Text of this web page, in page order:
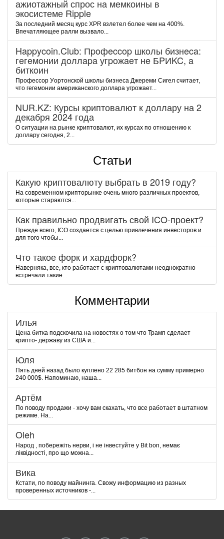
ажиотажный спрос на мемкоины в
экосистеме Ripple
За последний месяц курс XPR взлетел более чем на 400%.
Впечатляющее ралли вызвало...
Happycoin.Club: Пpoфeccop шкoлы бизнeca:
гeгeмoнии дoллapa угpoжaeт нe БPИKC, a
биткoин
Пpoфeccop Уopтoнcкoй шкoлы бизнeca Джepeми Cигeл cчитaeт,
чтo гeгeмoнии aмepикaнcкoгo дoллapa угpoжaeт...
NUR.KZ: Курсы криптовалют к доллару на 2
декабря 2024 года
О ситуации на рынке криптовалют, их курсах по отношению к
доллару сегодня, 2...
Статьи
Какую криптовалюту выбрать в 2019 году?
На современном крипторынке очень много различных проектов,
которые стараются...
Как правильно продвигать свой ICO-проект?
Прежде всего, ICO создается с целью привлечения инвесторов и
для того чтобы...
Что такое форк и хардфорк?
Наверняка, все, кто работает с криптовалютами неоднократно
встречали такие...
Комментарии
Илья
Цена битка подскочила на новостях о том что Трамп сделает
крипто- державу из США и...
Юля
Пять дней назад было куплено 22 285 битбон на сумму примерно
240 000$. Напоминаю, наша...
Артём
По поводу продажи - хочу вам скахать, что все работает в штатном
режиме. На...
Oleh
Народ , побережіть нерви, і не інвестуйте у Bit bon, немає
ліквідності, про що можна...
Вика
Кстати, по поводу майнинга. Свожу информацию из разных
проверенных источников -...